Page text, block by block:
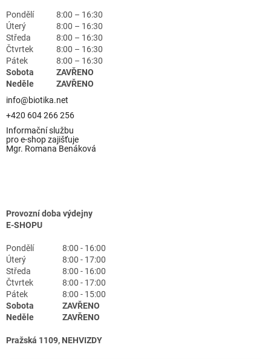
Pondělí
8:00 – 16:30
Úterý
8:00 – 16:30
Středa
8:00 – 16:30
Čtvrtek
8:00 – 16:30
Pátek
8:00 – 16:30
Sobota
ZAVŘENO
Neděle
ZAVŘENO
info@biotika.net
+420 604 266 256
Informační službu
pro e-shop zajišťuje
Mgr. Romana Benáková
Provozní doba výdejny
E-SHOPU
Pondělí
8:00 - 16:00
Úterý
8:00 - 17:00
Středa
8:00 - 16:00
Čtvrtek
8:00 - 17:00
Pátek
8:00 - 15:00
Sobota
ZAVŘENO
Neděle
ZAVŘENO
Pražská 1109, NEHVIZDY